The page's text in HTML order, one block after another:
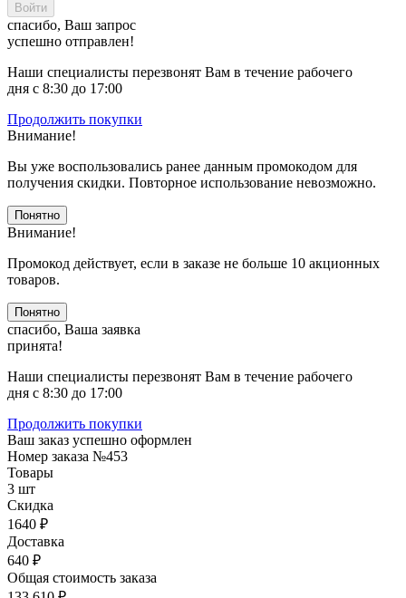
Войти
спасибо, Ваш запрос
успешно отправлен!
Наши специалисты перезвонят Вам в течение рабочего
дня с 8:30 до 17:00
Продолжить покупки
Внимание!
Вы уже воспользовались ранее данным промокодом для
получения скидки. Повторное использование невозможно.
Понятно
Внимание!
Промокод действует, если в заказе не больше 10 акционных
товаров.
Понятно
спасибо, Ваша заявка
принята!
Наши специалисты перезвонят Вам в течение рабочего
дня с 8:30 до 17:00
Продолжить покупки
Ваш заказ успешно оформлен
Номер заказа №453
Товары
3 шт
Скидка
1640 ₽
Доставка
640 ₽
Общая стоимость заказа